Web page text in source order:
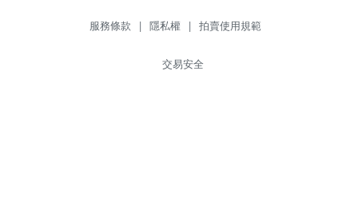
服務條款 | 隱私權 | 拍賣使用規範
交易安全